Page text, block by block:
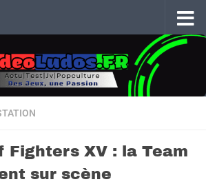
Fighters XV : la Team
sur scène